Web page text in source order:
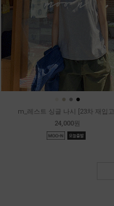
● ● ●
m_레스트 싱글 나시 [23차 재입고]
24,000원